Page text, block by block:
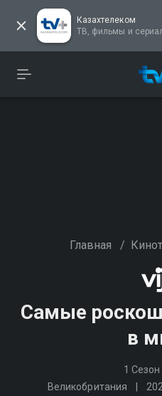
Казахтелеком
ТВ, фильмы и
Главная /
Самые
в
1 Сезон
Великобритания